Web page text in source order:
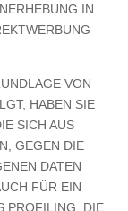
IN
VON
HABEN SIE
SICH AUS
GEGEN DIE
DATEN
FÜR EIN
PROFILING. DIE